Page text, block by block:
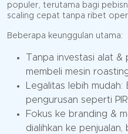
populer, terutama bagi
scaling cepat tanpa ribet
Beberapa keunggulan utama:
Tanpa investasi alat
membeli mesin
Legalitas lebih
pengurusan seperti
Fokus ke branding &
dialihkan ke penjualan,